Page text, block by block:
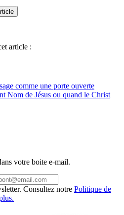
article :
comme une porte ouverte
Nom de Jésus ou quand le Christ
votre boite e-mail.
Consultez notre Politique de